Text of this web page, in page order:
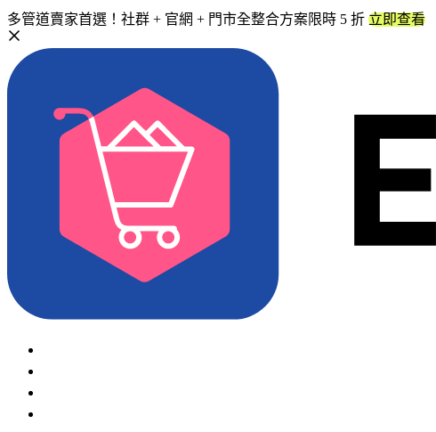
多管道賣家首選！社群 + 官網 + 門市全整合方案限時 5 折 立即查看